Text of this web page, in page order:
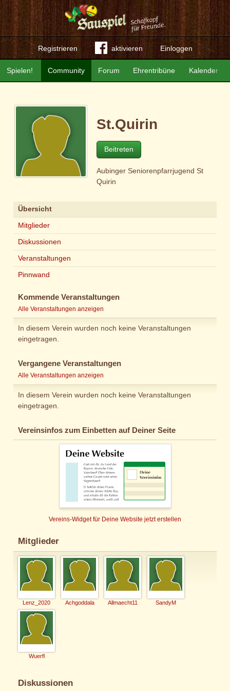
Registrieren aktivieren Einloggen
Community Forum Ehrentribüne Kalender
Spielen!
St.Quirin
Beitreten
Aubinger Seniorenpfarrjugend St
Quirin
Übersicht
Mitglieder
Diskussionen
Veranstaltungen
Pinnwand
Kommende Veranstaltungen
Alle Veranstaltungen anzeigen
In diesem Verein wurden noch keine Veranstaltungen
eingetragen.
Vergangene Veranstaltungen
Alle Veranstaltungen anzeigen
In diesem Verein wurden noch keine Veranstaltungen
eingetragen.
Vereinsinfos zum Einbetten auf Deiner Seite
Vereins-Widget für Deine Website jetzt erstellen
Mitglieder
Lenz_2020 Achgoddala Allmaecht11 SandyM
Wuerfl
Diskussionen